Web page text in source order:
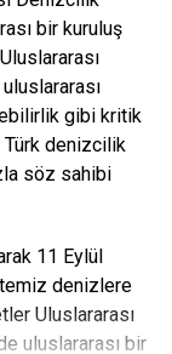
bir kuruluş
gibi kritik
Türk denizcilik
söz sahibi
11 Eylül
temiz denizlere
Uluslararası
uluslararası bir